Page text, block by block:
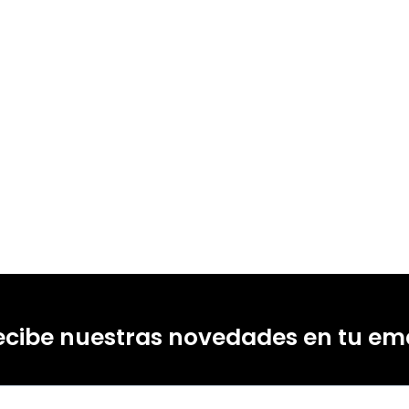
nuestras novedades en tu